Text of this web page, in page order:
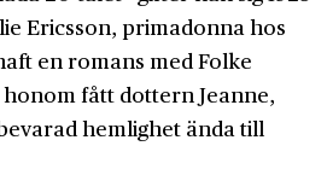
Ericsson, primadonna hos
en romans med Folke
fått dottern Jeanne,
hemlighet ända till